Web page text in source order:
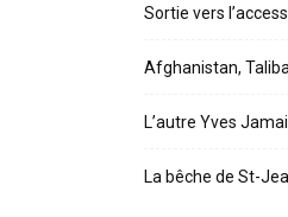
Sortie vers
Afghanistan,
L’autre Yves
La bêche de St-